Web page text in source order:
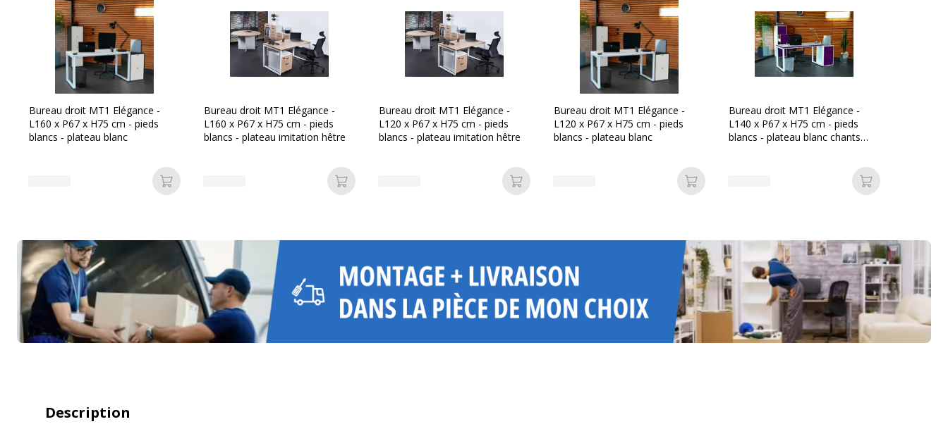
Bureau droit MT1 Elégance -
L160 x P67 x H75 cm - pieds
blancs - plateau blanc
Ajouter au panier
Bureau droit MT1 Elégance -
L160 x P67 x H75 cm - pieds
blancs - plateau imitation hêtre
Ajouter au panier
Bureau droit MT1 Elégance -
L120 x P67 x H75 cm - pieds
blancs - plateau imitation hêtre
Ajouter au panier
Bureau droit MT1 Elégance -
L120 x P67 x H75 cm - pieds
blancs - plateau blanc
Ajouter au panier
Bureau droit MT1 Elégance -
L140 x P67 x H75 cm - pieds
blancs - plateau blanc chants
Ajouter au
Description